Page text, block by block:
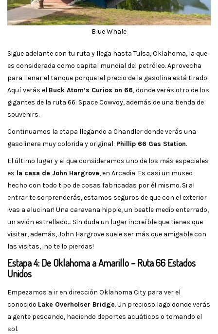
Blue Whale
Sigue adelante con tu ruta y llega hasta Tulsa, Oklahoma, la que
es considerada como capital mundial del petróleo. Aprovecha
para llenar el tanque porque ¡el precio de la gasolina está tirado!
Aquí verás el Buck Atom’s Curios on 66, donde verás otro de los
gigantes de la ruta 66: Space Cowvoy, además de una tienda de
souvenirs.
Continuamos la etapa llegando a Chandler donde verás una
gasolinera muy colorida y original: Phillip 66 Gas Station.
El último lugar y el que consideramos uno de los más especiales
es la casa de John Hargrove, en Arcadia. Es casi un museo
hecho con todo tipo de cosas fabricadas por él mismo. Si al
entrar te sorprenderás, estamos seguros de que con el exterior
¡vas a alucinar! Una caravana hippie, un beatle medio enterrado,
un avión estrellado… Sin duda un lugar increíble que tienes que
visitar, además, John Hargrove suele ser más que amigable con
las visitas, ¡no te lo pierdas!
Estapa 4: De Oklahoma a Amarillo – Ruta 66 Estados
Unidos
Empezamos a ir en dirección Oklahoma City para ver el
conocido Lake Overholser Bridge. Un precioso lago donde verás
a gente pescando, haciendo deportes acuáticos o tomando el
sol.